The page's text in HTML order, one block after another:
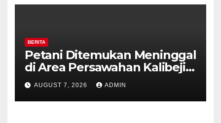
BERITA
Petani Ditemukan Meninggal
di Area Persawahan Kalibeji,
Polisi Pastikan Tidak Ada
Tanda Kekerasan
AUGUST 7, 2026 ADMIN